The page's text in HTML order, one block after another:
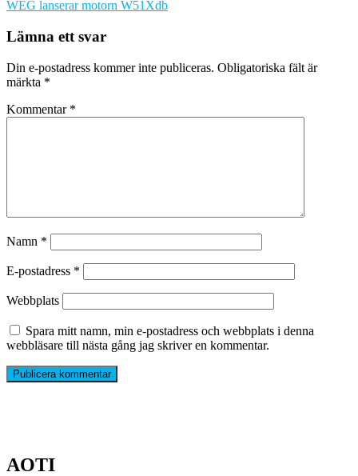
WEG lanserar motorn W51Xdb
Lämna ett svar
Din e-postadress kommer inte publiceras. Obligatoriska fält är
märkta *
Kommentar *
Namn *
E-postadress *
Webbplats
Spara mitt namn, min e-postadress och webbplats i denna
webbläsare till nästa gång jag skriver en kommentar.
AOTI